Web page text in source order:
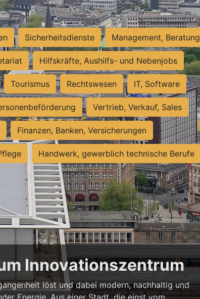
Sicherheitsdienste Management, Beratung
Hilfskräfte, Aushilfs- und Nebenjobs
Tourismus Rechtswesen IT, Software
Vertrieb, Verkauf, Sales
Finanzen, Banken, Versicherungen
Handwerk, gewerblich technische Berufe
Innovationszentrum
löst und dabei modern, nachhaltig und